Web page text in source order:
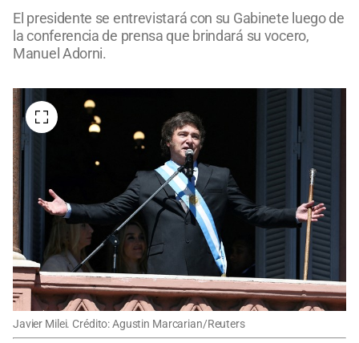
El presidente se entrevistará con su Gabinete luego de
la conferencia de prensa que brindará su vocero,
Manuel Adorni.
Javier Milei. Crédito: Agustin Marcarian/Reuters